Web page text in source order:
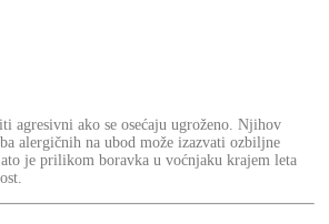
agresivni ako se osećaju ugroženo. Njihov
alergičnih na ubod može izazvati ozbiljne
je prilikom boravka u voćnjaku krajem leta